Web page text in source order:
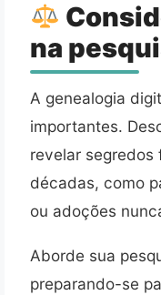
na
A genealogia
importantes.
revelar segredos
décadas, como
ou adoções
Aborde sua
preparando-se